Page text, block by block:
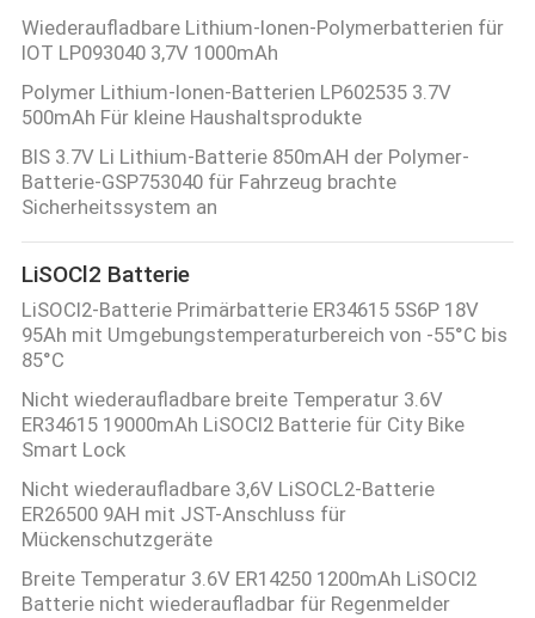
Wiederaufladbare Lithium-Ionen-Polymerbatterien für
IOT LP093040 3,7V 1000mAh
Polymer Lithium-Ionen-Batterien LP602535 3.7V
500mAh Für kleine Haushaltsprodukte
BIS 3.7V Li Lithium-Batterie 850mAH der Polymer-
Batterie-GSP753040 für Fahrzeug brachte
Sicherheitssystem an
LiSOCl2 Batterie
LiSOCl2-Batterie Primärbatterie ER34615 5S6P 18V
95Ah mit Umgebungstemperaturbereich von -55°C bis
85°C
Nicht wiederaufladbare breite Temperatur 3.6V
ER34615 19000mAh LiSOCl2 Batterie für City Bike
Smart Lock
Nicht wiederaufladbare 3,6V LiSOCL2-Batterie
ER26500 9AH mit JST-Anschluss für
Mückenschutzgeräte
Breite Temperatur 3.6V ER14250 1200mAh LiSOCl2
Batterie nicht wiederaufladbar für Regenmelder